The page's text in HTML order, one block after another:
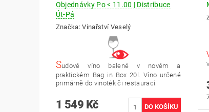
Objednávky Po < 11.00 | Distribuce
Út-Pá
Značka:Vinařství Veselý
Sudové víno balené v novém a
praktickém Bag in Box 20l. Víno určené
primárně do vinoték či restaurací.
1 549 Kč